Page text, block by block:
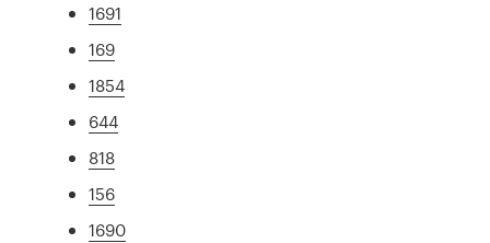
1691
169
1854
644
818
156
1690